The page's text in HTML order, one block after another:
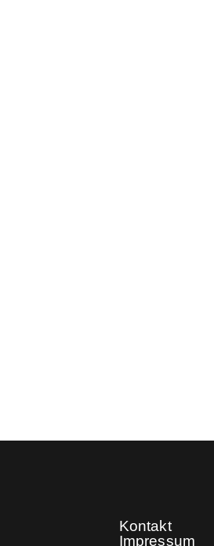
Kontakt
Impressum